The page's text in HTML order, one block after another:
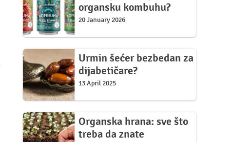
organsku kombuhu?
20 January 2026
Urmin šećer bezbedan za
dijabetičare?
13 April 2025
Organska hrana: sve što
treba da znate